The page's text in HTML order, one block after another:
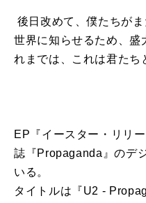
後日改めて、僕たちが
世界に知らせるため、
れまでは、これは君たち
EP『イースター・リリ
誌『Propaganda』のデ
いる。
タイトルは『U2 -